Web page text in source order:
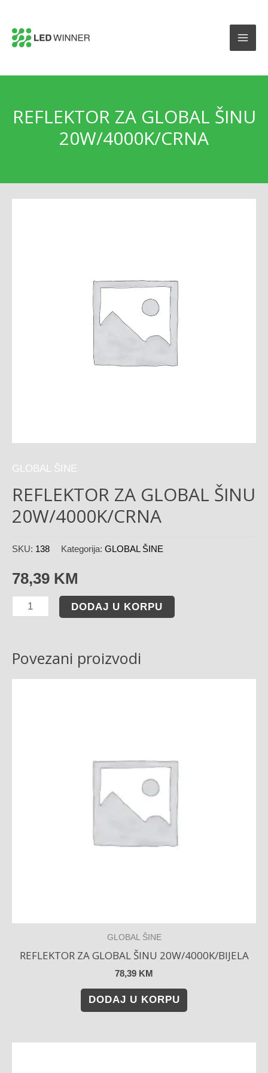
REFLEKTOR ZA GLOBAL ŠINU
20W/4000K/CRNA
GLOBAL ŠINE
REFLEKTOR ZA GLOBAL ŠINU
20W/4000K/CRNA
SKU: 138 Kategorija: GLOBAL ŠINE
78,39 KM
DODAJ U KORPU
Povezani proizvodi
GLOBAL ŠINE
REFLEKTOR ZA GLOBAL ŠINU 20W/4000K/BIJELA
78,39 KM
DODAJ U KORPU